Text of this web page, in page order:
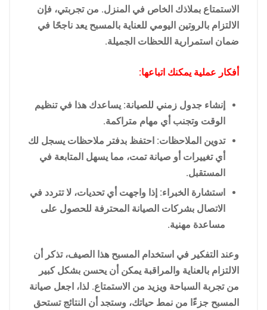
الاستمتاع بملاذك الخاص في المنزل. من تجربتي، فإن
الالتزام بالروتين اليومي للعناية بالمسبح يعد ناجحًا في
ضمان استمرارية اللحظات الجميلة.
أفكار عملية يمكنك اتباعها:
إنشاء جدول زمني للصيانة: يساعدك هذا في تنظيم
الوقت وتجنب أي مهام متراكمة.
تدوين الملاحظات: احتفظ بدفتر ملاحظات يسجل لك
أي تغييرات أو صيانة تمت، مما يسهل المتابعة في
المستقبل.
استشارة الخبراء: إذا واجهت أي تحديات، لا تتردد في
الاتصال بشركات الصيانة المحترفة للحصول على
مساعدة مهنية.
وعند التفكير في استخدام المسبح هذا الصيف، تذكر أن
الالتزام بالعناية والمراقبة يمكن أن يحسن بشكل كبير
من تجربة السباحة ويزيد من الاستمتاع. لذا، اجعل صيانة
المسبح جزءًا من نمط حياتك، وستجد أن النتائج تستحق